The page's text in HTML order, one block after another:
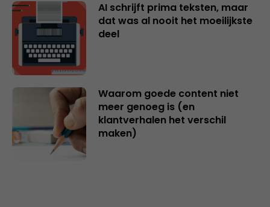
AI schrijft prima teksten, maar
dat was al nooit het moeilijkste
deel
Waarom goede content niet
meer genoeg is (en
klantverhalen het verschil
maken)